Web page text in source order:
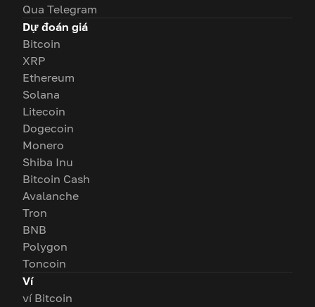
Qua Telegram
Dự đoán giá
Bitcoin
XRP
Ethereum
Solana
Litecoin
Dogecoin
Monero
Shiba Inu
Bitcoin Cash
Avalanche
Tron
BNB
Polygon
Toncoin
Ví
ví Bitcoin